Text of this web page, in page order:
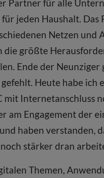
Partner für alle
jeden Haushalt. Das
Netzen und
die größte
Ende der Neunziger
Heute habe ich
mit Internetanschluss
am Engagement der
haben verstanden,
stärker dran
Themen,